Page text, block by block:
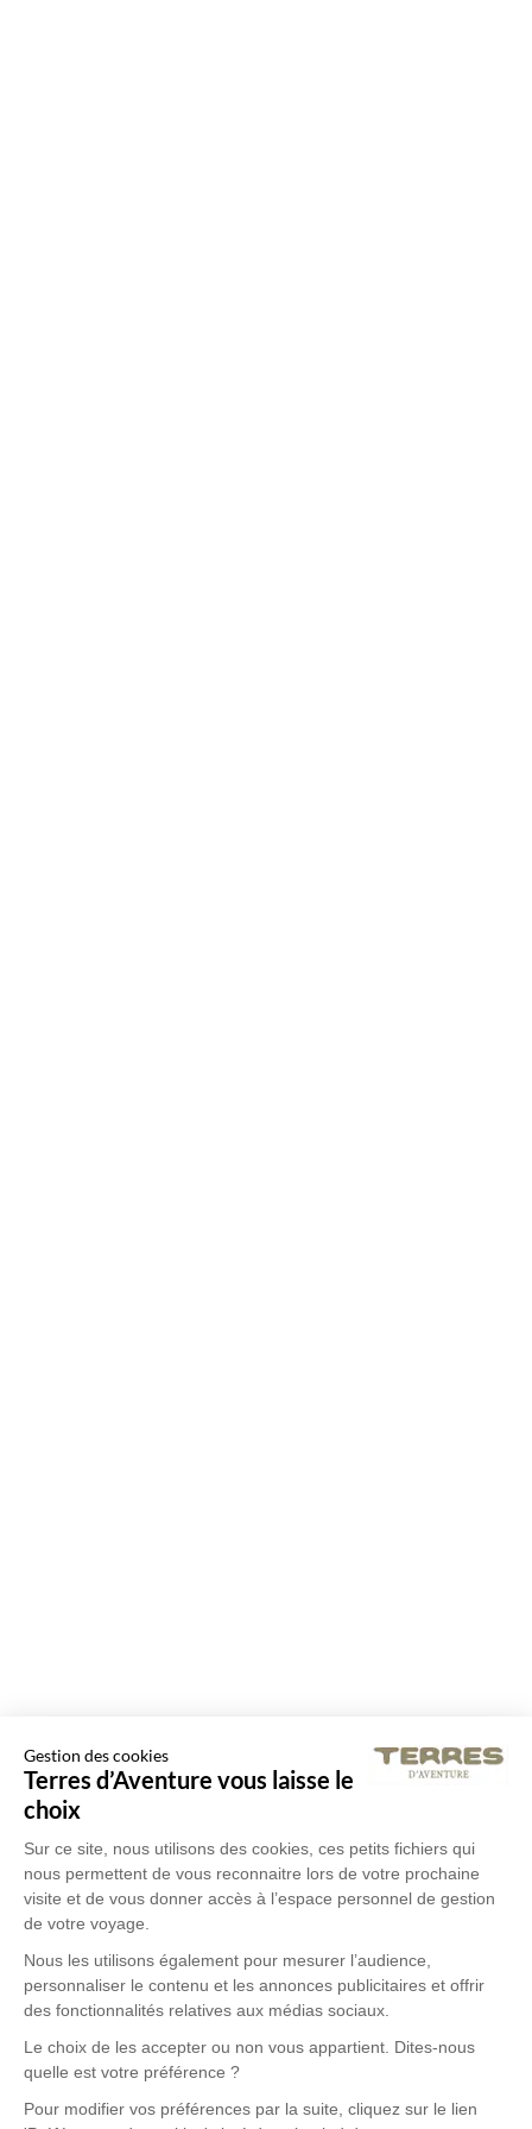
Gestion des cookies
Terres d’Aventure vous laisse le
choix
Sur ce site, nous utilisons des cookies, ces petits fichiers qui
nous permettent de vous reconnaitre lors de votre prochaine
visite et de vous donner accès à l’espace personnel de gestion
de votre voyage.
Nous les utilisons également pour mesurer l’audience,
personnaliser le contenu et les annonces publicitaires et offrir
des fonctionnalités relatives aux médias sociaux.
Le choix de les accepter ou non vous appartient. Dites-nous
quelle est votre préférence ?
Pour modifier vos préférences par la suite, cliquez sur le lien